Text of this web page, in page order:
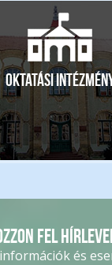
Oktatási
fel
és